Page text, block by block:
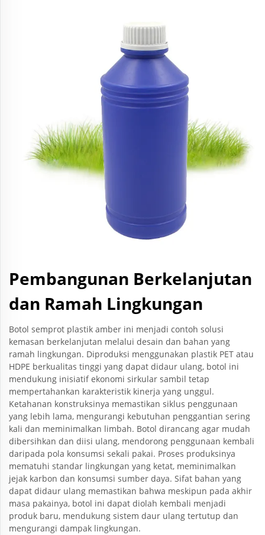
Pembangunan Berkelanjutan
dan Ramah Lingkungan
Botol semprot plastik amber ini menjadi contoh solusi
kemasan berkelanjutan melalui desain dan bahan yang
ramah lingkungan. Diproduksi menggunakan plastik PET atau
HDPE berkualitas tinggi yang dapat didaur ulang, botol ini
mendukung inisiatif ekonomi sirkular sambil tetap
mempertahankan karakteristik kinerja yang unggul.
Ketahanan konstruksinya memastikan siklus penggunaan
yang lebih lama, mengurangi kebutuhan penggantian sering
kali dan meminimalkan limbah. Botol dirancang agar mudah
dibersihkan dan diisi ulang, mendorong penggunaan kembali
daripada pola konsumsi sekali pakai. Proses produksinya
mematuhi standar lingkungan yang ketat, meminimalkan
jejak karbon dan konsumsi sumber daya. Sifat bahan yang
dapat didaur ulang memastikan bahwa meskipun pada akhir
masa pakainya, botol ini dapat diolah kembali menjadi
produk baru, mendukung sistem daur ulang tertutup dan
mengurangi dampak lingkungan.